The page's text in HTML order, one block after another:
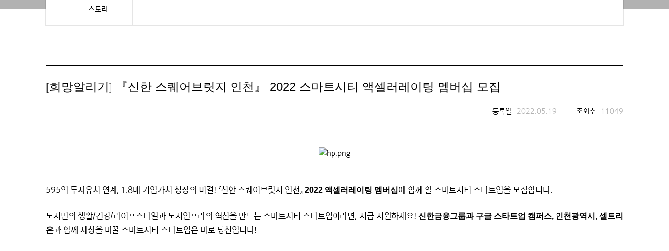
스토리
[희망알리기] 『신한 스퀘어브릿지 인천』 2022 스마트시티 액셀러레이팅 멤버십 모집
등록일 2022.05.19 조회수 11049
595억 투자유치 연계, 1.8배 기업가치 성장의 비결! 『신한 스퀘어브릿지 인천』 2022 액셀러레이팅 멤버십에 함께 할 스마트시티 스타트업을 모집합니다.
도시민의 생활/건강/라이프스타일과 도시인프라의 혁신을 만드는 스마트시티 스타트업이라면, 지금 지원하세요! 신한금융그룹과 구글 스타트업 캠퍼스, 인천광역시, 셀트리
온과 함께 세상을 바꿀 스마트시티 스타트업은 바로 당신입니다!